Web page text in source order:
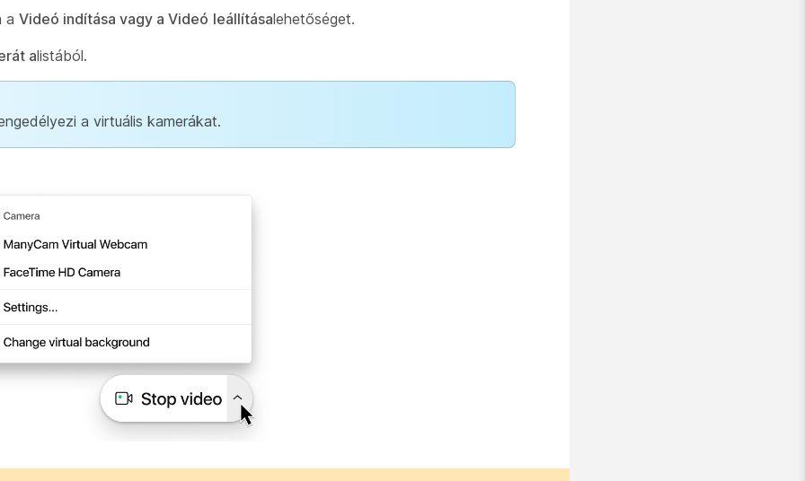
a Videó indítása vagy a Videó leállításalehetőséget.
alistából.
a virtuális kamerákat.